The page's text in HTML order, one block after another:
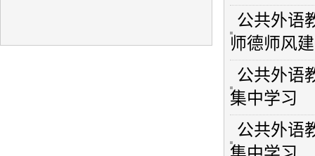
公共外语
师德师风
公共外语
集中学习
公共外语